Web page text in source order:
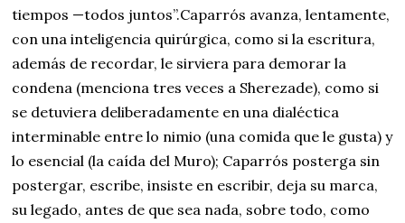
tiempos —todos juntos”.Caparrós avanza, lentamente,
con una inteligencia quirúrgica, como si la escritura,
además de recordar, le sirviera para demorar la
condena (menciona tres veces a Sherezade), como si
se detuviera deliberadamente en una dialéctica
interminable entre lo nimio (una comida que le gusta) y
lo esencial (la caída del Muro); Caparrós posterga sin
postergar, escribe, insiste en escribir, deja su marca,
su legado, antes de que sea nada, sobre todo, como